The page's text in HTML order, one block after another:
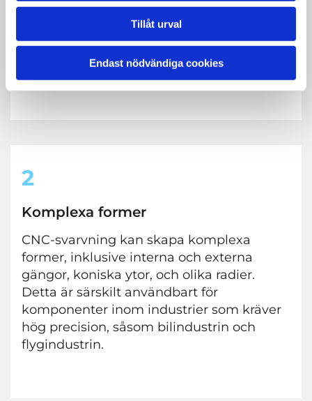
Tillåt urval
Endast nödvändiga cookies
rörelser säkerställer att varje producerad
del är identisk med ritningen.
2
Komplexa former
CNC-svarvning kan skapa komplexa
former, inklusive interna och externa
gängor, koniska ytor, och olika radier.
Detta är särskilt användbart för
komponenter inom industrier som kräver
hög precision, såsom bilindustrin och
flygindustrin.